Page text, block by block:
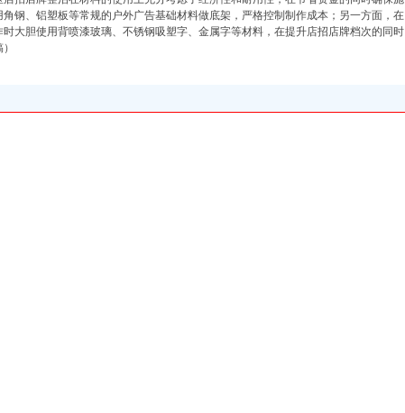
钢、铝塑板等常规的户外广告基础材料做底架，严格控制制作成本；另一方面，在
大胆使用背喷漆玻璃、不锈钢吸塑字、金属字等材料，在提升店招店牌档次的同时